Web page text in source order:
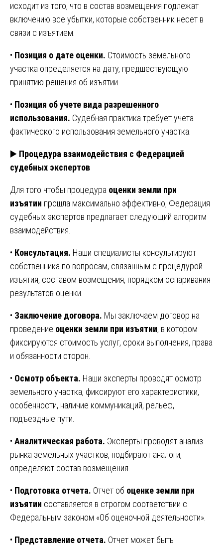
исходит из того, что в состав возмещения подлежат
включению все убытки, которые собственник несет в
связи с изъятием.
• Позиция о дате оценки. Стоимость земельного
участка определяется на дату, предшествующую
принятию решения об изъятии.
• Позиция об учете вида разрешенного
использования. Судебная практика требует учета
фактического использования земельного участка.
▶️ Процедура взаимодействия с Федерацией
судебных экспертов
Для того чтобы процедура оценки земли при
изъятии прошла максимально эффективно, Федерация
судебных экспертов предлагает следующий алгоритм
взаимодействия.
• Консультация. Наши специалисты консультируют
собственника по вопросам, связанным с процедурой
изъятия, составом возмещения, порядком оспаривания
результатов оценки.
• Заключение договора. Мы заключаем договор на
проведение оценки земли при изъятии, в котором
фиксируются стоимость услуг, сроки выполнения, права
и обязанности сторон.
• Осмотр объекта. Наши эксперты проводят осмотр
земельного участка, фиксируют его характеристики,
особенности, наличие коммуникаций, рельеф,
подъездные пути.
• Аналитическая работа. Эксперты проводят анализ
рынка земельных участков, подбирают аналоги,
определяют состав возмещения.
• Подготовка отчета. Отчет об оценке земли при
изъятии составляется в строгом соответствии с
Федеральным законом «Об оценочной деятельности».
• Представление отчета. Отчет может быть